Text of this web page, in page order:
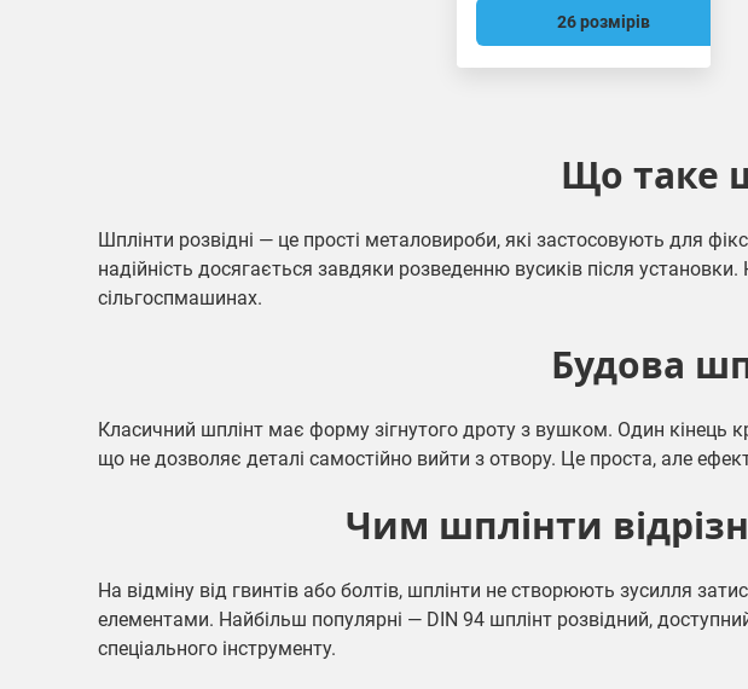
26 розмірів
Що таке
Шплінти розвідні — це прості металовироби, які застосовують для
надійність досягається завдяки розведенню вусиків після
сільгоспмашинах.
Будова
Класичний шплінт має форму зігнутого дроту з вушком. Один кінець
що не дозволяє деталі самостійно вийти з отвору. Це проста, але
Чим шплінти
На відміну від гвинтів або болтів, шплінти не створюють зусилля
елементами. Найбільш популярні — DIN 94 шплінт розвідний,
спеціального інструменту.